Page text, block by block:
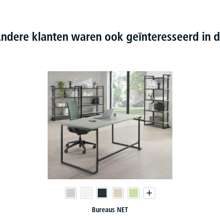
klanten waren ook geïnteresseerd in
Bijzettafels NET